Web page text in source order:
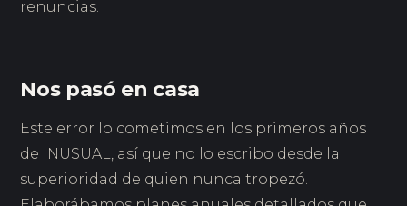
renuncias.
Nos pasó en casa
Este error lo cometimos en los primeros años
de INUSUAL, así que no lo escribo desde la
superioridad de quien nunca tropezó.